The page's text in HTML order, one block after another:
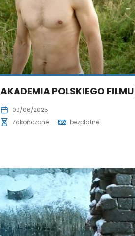
AKADEMIA POLSKIEGO
09/06/2025
Zakończone
bezpłatne